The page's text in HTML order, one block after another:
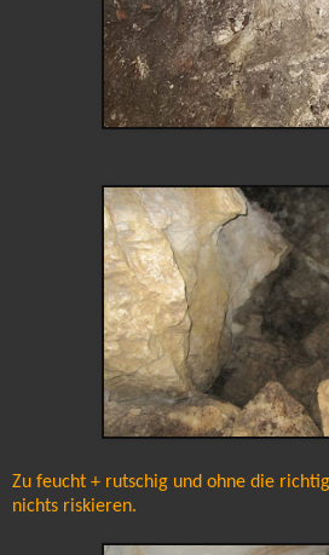
Zu feucht + rutschig und ohne die
nichts riskieren.